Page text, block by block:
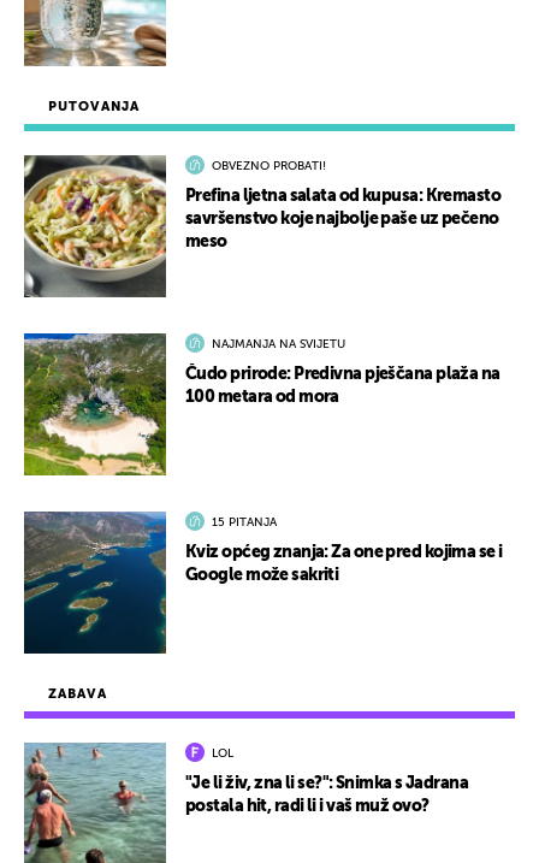
ZABAVA
LOL
"Je li živ, zna li se?": Snimka s Jadrana
postala hit, radi li i vaš muž ovo?
PUTOVANJA
OBVEZNO PROBATI!
Prefina ljetna salata od kupusa: Kremasto
savršenstvo koje najbolje paše uz pečeno
meso
NAJMANJA NA SVIJETU
Čudo prirode: Predivna pješčana plaža na
100 metara od mora
15 PITANJA
Kviz općeg znanja: Za one pred kojima se i
Google može sakriti